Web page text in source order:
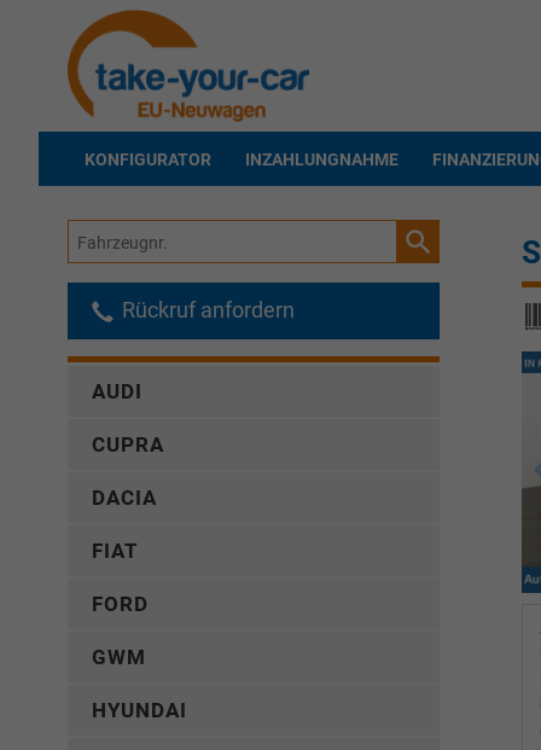
KONFIGURATOR INZAHLUNGNAHME
Fahrzeugnr.
Rückruf anfordern
AUDI
CUPRA
DACIA
FIAT
FORD
GWM
HYUNDAI